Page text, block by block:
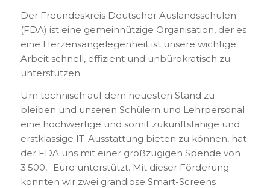
Der Freundeskreis Deutscher Auslandsschulen
(FDA) ist eine gemeinnützige Organisation, der es
eine Herzensangelegenheit ist unsere wichtige
Arbeit schnell, effizient und unbürokratisch zu
unterstützen.
Um technisch auf dem neuesten Stand zu
bleiben und unseren Schülern und Lehrpersonal
eine hochwertige und somit zukunftsfähige und
erstklassige IT-Ausstattung bieten zu können, hat
der FDA uns mit einer großzügigen Spende von
3.500,- Euro unterstützt. Mit dieser Förderung
konnten wir zwei grandiose Smart-Screens